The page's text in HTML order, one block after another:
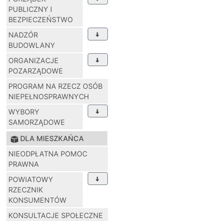
PUBLICZNY I
BEZPIECZEŃSTWO
NADZÓR
BUDOWLANY
ORGANIZACJE
POZARZĄDOWE
PROGRAM NA RZECZ OSÓB
NIEPEŁNOSPRAWNYCH
WYBORY
SAMORZĄDOWE
DLA MIESZKAŃCA
NIEODPŁATNA POMOC
PRAWNA
POWIATOWY
RZECZNIK
KONSUMENTÓW
KONSULTACJE SPOŁECZNE